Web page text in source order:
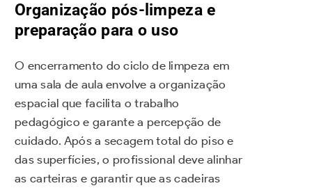
Organização pós-limpeza e
preparação para o uso
O encerramento do ciclo de limpeza em
uma sala de aula envolve a organização
espacial que facilita o trabalho
pedagógico e garante a percepção de
cuidado. Após a secagem total do piso e
das superfícies, o profissional deve alinhar
as carteiras e garantir que as cadeiras